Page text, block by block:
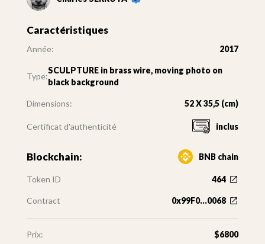
Caractéristiques
Année: 2017
Type:
SCULPTURE in brass wire, moving photo on
black background
Dimensions: 52 X 35,5 (cm)
Certificat d'authenticité inclus
Blockchain: BNB chain
Token ID 464
Contract 0x99F0...0068
Prix: $6800